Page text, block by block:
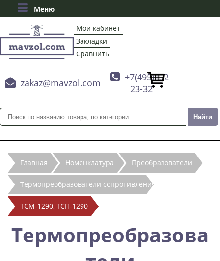
Меню
Мой кабинет
Закладки
Сравнить
 zakaz@mavzol.com
 +7(495)132-
23-32
Главная Номенклатура Преобразователи
Термопреобразователи сопротивления
ТСМ-1290, ТСП-1290
Термопреобразова